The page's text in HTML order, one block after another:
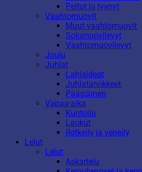
Peitot ja tyynyt
Vaahtomuovit
Muut vaahtomuovit
Solumuovilevyt
Vaahtomuovilevyt
Joulu
Juhlat
Lahjaideat
Juhlatarvikkeet
Pääsiäinen
Vapaa-aika
Kuntoilu
Laukut
Retkeily ja veneily
Lelut
Lelut
Askartelu